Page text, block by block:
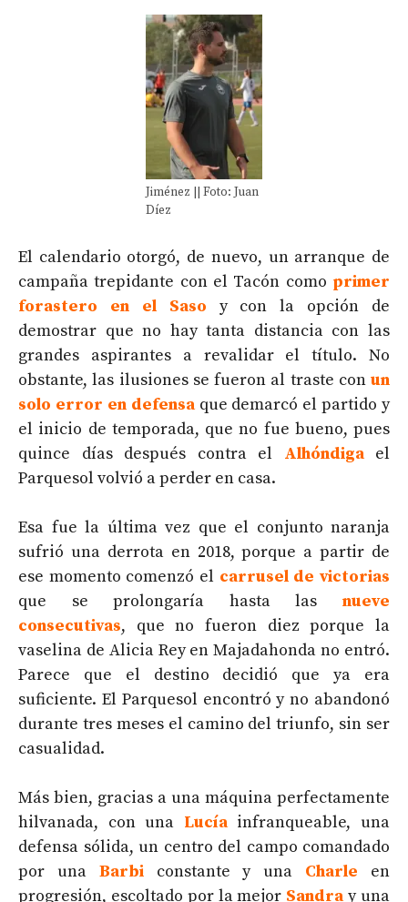
Jiménez || Foto: Juan
Díez
El calendario otorgó, de nuevo, un arranque de
campaña trepidante con el Tacón como primer
forastero en el Saso y con la opción de
demostrar que no hay tanta distancia con las
grandes aspirantes a revalidar el título. No
obstante, las ilusiones se fueron al traste con un
solo error en defensaque demarcó el partido y
el inicio de temporada, que no fue bueno, pues
quince días después contra el Alhóndigael
Parquesol volvió a perder en casa.
Esa fue la última vez que el conjunto naranja
sufrió una derrota en 2018, porque a partir de
ese momento comenzó el carrusel de victorias
que se prolongaría hasta las nueve
consecutivas, que no fueron diez porque la
vaselina de Alicia Rey en Majadahonda no entró.
Parece que el destino decidió que ya era
suficiente. El Parquesol encontró y no abandonó
durante tres meses el camino del triunfo, sin ser
casualidad.
Más bien, gracias a una máquina perfectamente
hilvanada, con una Lucíainfranqueable, una
defensa sólida, un centro del campo comandado
por una Barbiconstante y una Charle en
progresión, escoltado por la mejor Sandra y una